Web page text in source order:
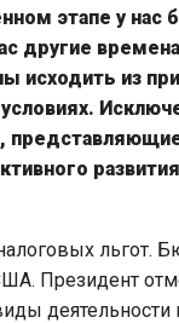
этапе у
другие
из
льгот.
Президент
деятельности